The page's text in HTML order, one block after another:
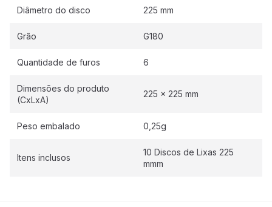
Diâmetro do disco 225 mm
Grão G180
Quantidade de furos 6
Dimensões do produto
(CxLxA)
225 x 225 mm
Peso embalado 0,25g
Itens inclusos
10 Discos de Lixas 225
mmm